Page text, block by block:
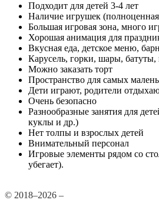
Подходит для детей 3-4 лет
Наличие игрушек
Большая игровая зона, много
Хорошая анимация для
Вкусная еда, детское меню,
Карусель, горки, шары, батуты,
Можно заказать торт
Пространство для самых
Дети играют, родители
Очень безопасно
Разнообразные занятия для
куклы и др.)
Нет толпы и взрослых детей
Внимательный персонал
Игровые элементы рядом со
убегает).
© 2018–2026 –